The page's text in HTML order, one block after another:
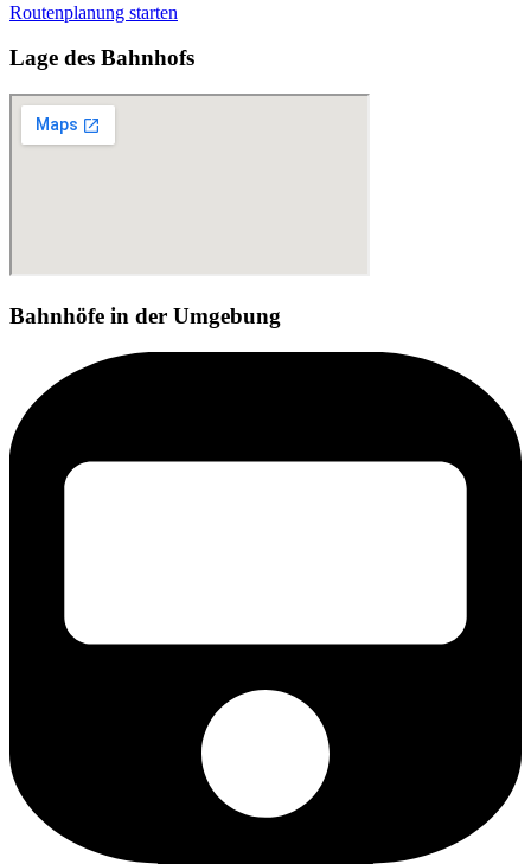
Routenplanung starten
Lage des Bahnhofs
Bahnhöfe in der Umgebung